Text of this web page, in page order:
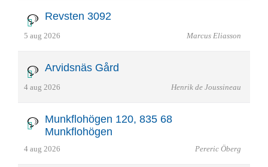
Revsten 3092
5 aug 2026 Marcus Eliasson
Arvidsnäs Gård
4 aug 2026 Henrik de Joussineau
Munkflohögen 120, 835 68
Munkflohögen
4 aug 2026 Pereric Öberg